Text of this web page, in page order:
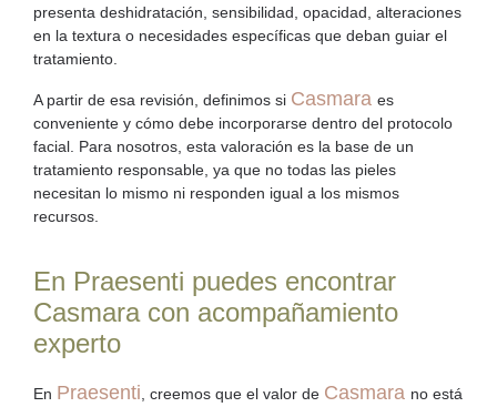
presenta deshidratación, sensibilidad, opacidad, alteraciones
en la textura o necesidades específicas que deban guiar el
tratamiento.
A partir de esa revisión, definimos si Casmara es
conveniente y cómo debe incorporarse dentro del protocolo
facial. Para nosotros, esta valoración es la base de un
tratamiento responsable, ya que no todas las pieles
necesitan lo mismo ni responden igual a los mismos
recursos.
En Praesenti puedes encontrar
Casmara con acompañamiento
experto
En Praesenti , creemos que el valor de Casmara no está